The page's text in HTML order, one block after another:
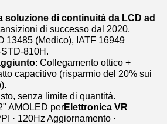
soluzione di continuità da LCD ad
di successo dal 2020.
13485 (Medico), IATF 16949
810H.
: Collegamento ottico +
capacitivo (risparmio del 20% sui
senza limite di quantità.
AMOLED perElettronica VR
· 120Hz Aggiornamento ·